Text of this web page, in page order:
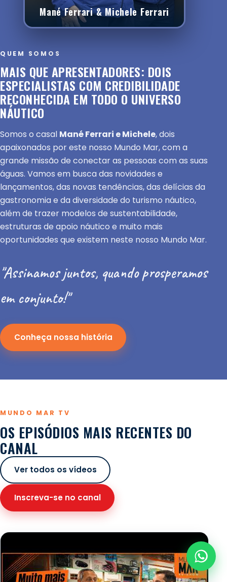
Mané Ferrari & Michele Ferrari
QUEM SOMOS
MAIS QUE APRESENTADORES: DOIS
ESPECIALISTAS COM CREDIBILIDADE
RECONHECIDA EM TODO O UNIVERSO
NÁUTICO
Somos o casal Mané Ferrari e Michele, dois
apaixonados por este nosso Mundo Mar, com a
grande missão de conectar as pessoas com as suas
águas. Vamos em busca das novidades e
lançamentos, das novas tendências, das delícias da
gastronomia e da diversidade do turismo náutico,
além de trazer modelos de sustentabilidade,
estruturas de apoio náutico e muito mais
oportunidades que existem neste nosso Mundo Mar.
"Assinamos juntos, quando prosperamos
em conjunto!"
Conheça nossa história
MUNDO MAR TV
OS EPISÓDIOS MAIS RECENTES DO
CANAL
Ver todos os vídeos
Inscreva-se no canal